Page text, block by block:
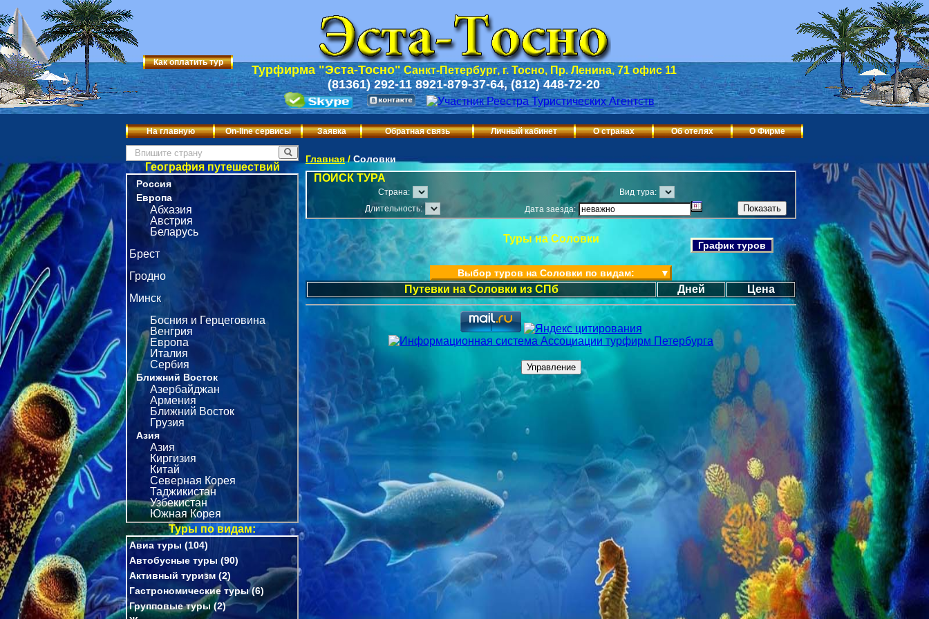
Как оплатить тур
Турфирма "Эста-Тосно" Санкт-Петербург, г. Тосно, Пр. Ленина, 71 офис 11
(81361) 292-11 8921-879-37-64, (812) 448-72-20
На главную On-line сервисы Заявка Обратная связь Личный кабинет О странах Об отелях О Фирме
География путешествий
Россия
Европа
Абхазия
Австрия
Беларусь
Брест
Гродно
Минск
Босния и Герцеговина
Венгрия
Европа
Италия
Сербия
Ближний Восток
Азербайджан
Армения
Ближний Восток
Грузия
Азия
Азия
Киргизия
Китай
Северная Корея
Таджикистан
Узбекистан
Южная Корея
Туры по видам:
Авиа туры (104)
Автобусные туры (90)
Активный туризм (2)
Гастрономические туры (6)
Групповые туры (2)
Главная/Соловки
ПОИСК ТУРА
Страна:
Вид тура:
Длительность:
Дата заезда:
Туры на Соловки
График туров
Выбор туров на Соловки по видам: ▼
Путевки на Соловки из СПб Дней Цена